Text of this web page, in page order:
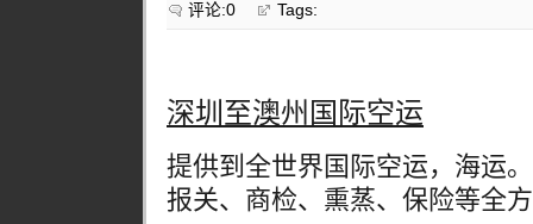
评论:0 Tags:
深圳至澳州国际空运
提供到全世界国际空运，海运
报关、商检、熏蒸、保险等全